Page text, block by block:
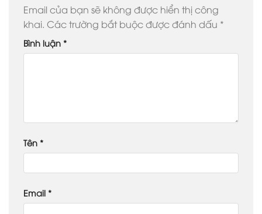
Email của bạn sẽ không được hiển thị công
khai. Các trường bắt buộc được đánh dấu *
Bình luận *
Tên *
Email *